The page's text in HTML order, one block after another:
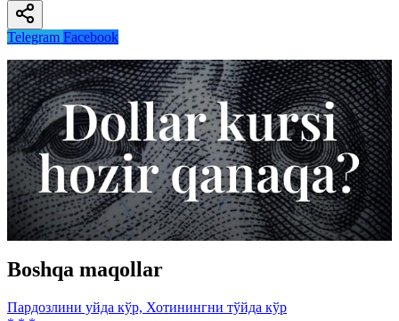
Telegram Facebook
Boshqa maqollar
Пардозлини уйда кўр, Хотинингни тўйда кўр